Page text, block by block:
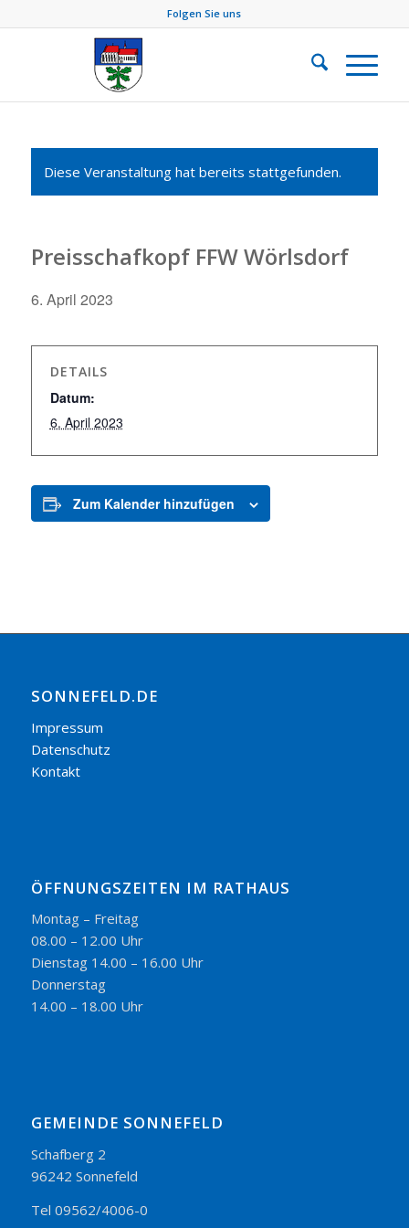
Folgen Sie uns
Diese Veranstaltung hat bereits stattgefunden.
Preisschafkopf FFW Wörlsdorf
6. April 2023
DETAILS
Datum:
6. April 2023
Zum Kalender hinzufügen
SONNEFELD.DE
Impressum
Datenschutz
Kontakt
ÖFFNUNGSZEITEN IM RATHAUS
Montag – Freitag
08.00 – 12.00 Uhr
Dienstag 14.00 – 16.00 Uhr
Donnerstag
14.00 – 18.00 Uhr
GEMEINDE SONNEFELD
Schafberg 2
96242 Sonnefeld
Tel 09562/4006-0